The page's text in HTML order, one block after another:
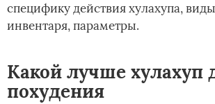
специфику действия хулахупа,
инвентаря, параметры.
Какой лучше хулахуп
похудения